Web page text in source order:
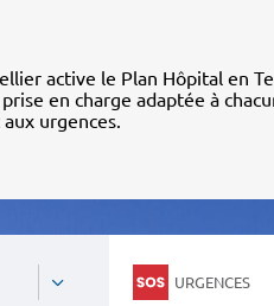
active le Plan Hôpital en
en charge adaptée à
urgences.
URGENCES